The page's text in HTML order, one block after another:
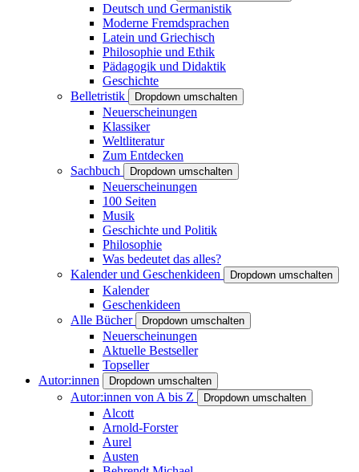
Deutsch und Germanistik
Moderne Fremdsprachen
Latein und Griechisch
Philosophie und Ethik
Pädagogik und Didaktik
Geschichte
Belletristik
Dropdown umschalten
Neuerscheinungen
Klassiker
Weltliteratur
Zum Entdecken
Sachbuch
Dropdown umschalten
Neuerscheinungen
100 Seiten
Musik
Geschichte und Politik
Philosophie
Was bedeutet das alles?
Kalender und Geschenkideen
Dropdown umschalten
Kalender
Geschenkideen
Alle Bücher
Dropdown umschalten
Neuerscheinungen
Aktuelle Bestseller
Topseller
Autor:innen
Dropdown umschalten
Autor:innen von A bis Z Dropdown umschalten
Alcott
Arnold-Forster
Aurel
Austen